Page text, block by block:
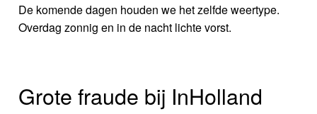
De komende dagen houden we het zelfde weertype.
Overdag zonnig en in de nacht lichte vorst.
Grote fraude bij InHolland